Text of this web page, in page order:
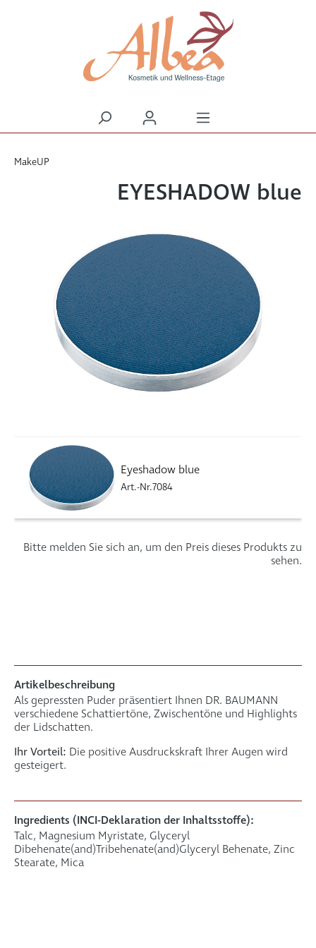
MakeUP
EYESHADOW blue
Eyeshadow blue
Art.-Nr.7084
Bitte melden Sie sich an, um den Preis dieses Produkts zu
sehen.
Artikelbeschreibung
Als gepressten Puder präsentiert Ihnen DR. BAUMANN
verschiedene Schattiertöne, Zwischentöne und Highlights
der Lidschatten.
Ihr Vorteil: Die positive Ausdruckskraft Ihrer Augen wird
gesteigert.
Ingredients (INCI-Deklaration der Inhaltsstoffe):
Talc, Magnesium Myristate, Glyceryl
Dibehenate(and)Tribehenate(and)Glyceryl Behenate, Zinc
Stearate, Mica